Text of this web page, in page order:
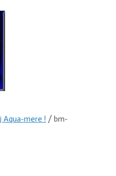
Aqua-mere ! / bm-